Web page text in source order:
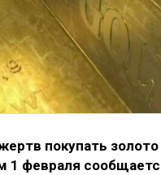
покупать
1 февраля